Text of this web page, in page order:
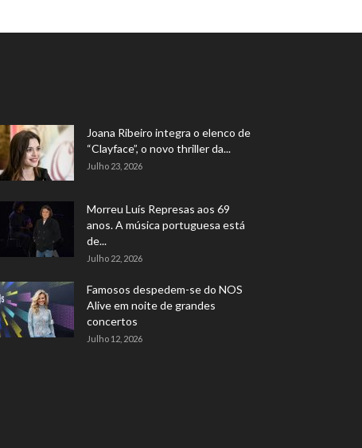
Joana Ribeiro integra o elenco de
“Clayface”, o novo thriller da...
Julho 23, 2026
Morreu Luís Represas aos 69
anos. A música portuguesa está
de...
Julho 22, 2026
Famosos despedem-se do NOS
Alive em noite de grandes
concertos
Julho 12, 2026